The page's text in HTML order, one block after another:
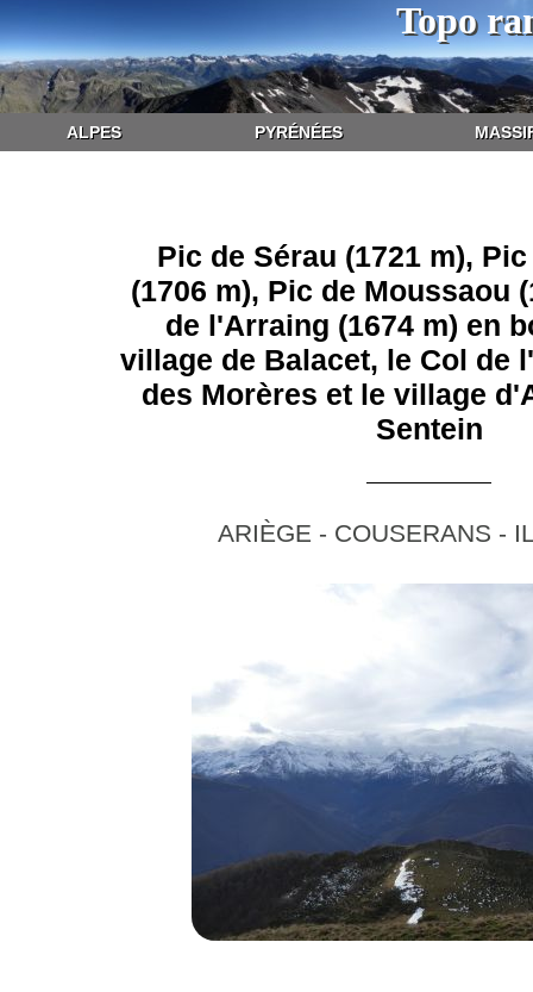
Topo
ALPES PYRÉNÉES
Pic de Sérau (1721 m),
(1706 m), Pic de Moussaou
de l'Arraing (1674 m) en
village de Balacet, le Col de
des Morères et le village
Sentein
ARIÈGE - COUSERANS -